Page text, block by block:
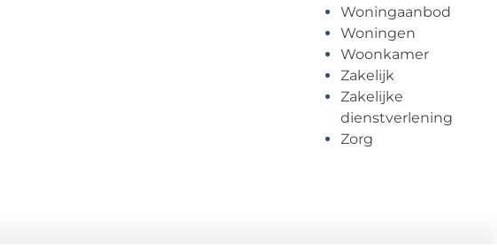
Woningaanbod
Woningen
Woonkamer
Zakelijk
Zakelijke
dienstverlening
Zorg